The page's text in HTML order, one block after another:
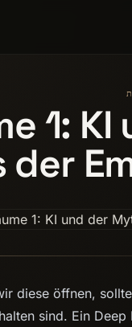
1: KI
diese öffnen,
sind. Ein Deep